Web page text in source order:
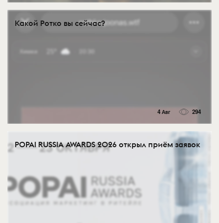
Какой Ротко вы сейчас?
4 Авг 294
POPAI RUSSIA AWARDS 2026 открыл приём заявок